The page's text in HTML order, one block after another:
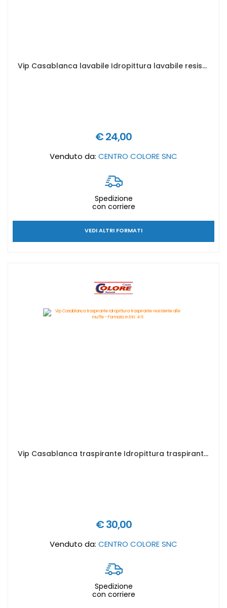
Vip Casablanca lavabile Idropittura lavabile resistente alle muffe - Formato in litri: 2,5 lt
€ 24,00
Venduto da: CENTRO COLORE SNC
Spedizione
con corriere
VEDI ALTRI FORMATI
Vip Casablanca traspirante Idropittura traspirante resistente alle muffe - Formato in litri: 4 lt
€ 30,00
Venduto da: CENTRO COLORE SNC
Spedizione
con corriere